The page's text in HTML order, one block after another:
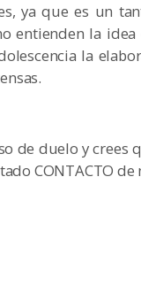
ya que es un
entienden la
la
de duelo y crees
CONTACTO de